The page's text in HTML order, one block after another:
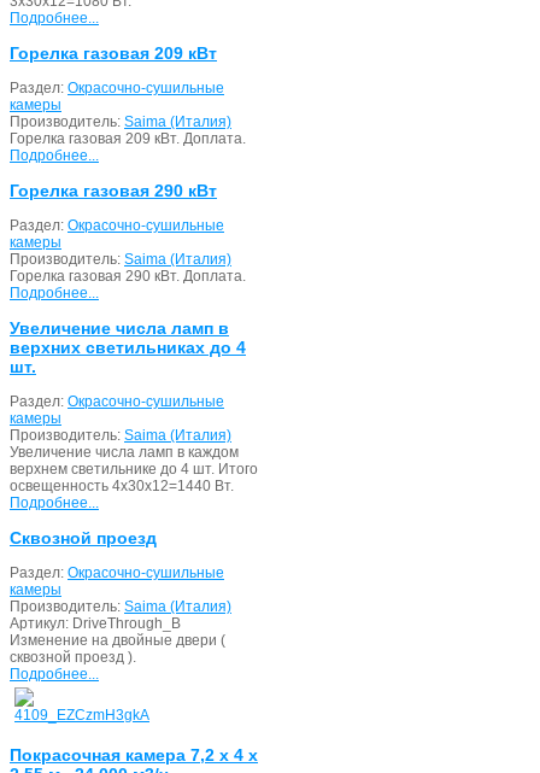
Подробнее...
Горелка газовая 209 кВт
Раздел: Окрасочно-сушильные
камеры
Производитель: Saima (Италия)
Горелка газовая 209 кВт. Доплата.
Подробнее...
Горелка газовая 290 кВт
Раздел: Окрасочно-сушильные
камеры
Производитель: Saima (Италия)
Горелка газовая 290 кВт. Доплата.
Подробнее...
Увеличение числа ламп в
верхних светильниках до 4
шт.
Раздел: Окрасочно-сушильные
камеры
Производитель: Saima (Италия)
Увеличение числа ламп в каждом
верхнем светильнике до 4 шт. Итого
освещенность 4х30х12=1440 Вт.
Подробнее...
Сквозной проезд
Раздел: Окрасочно-сушильные
камеры
Производитель: Saima (Италия)
Артикул: DriveThrough_B
Изменение на двойные двери (
сквозной проезд ).
Подробнее...
Покрасочная камера 7,2 х 4 х